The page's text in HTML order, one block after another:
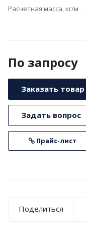
Расчетная масса, кг/м
По запросу
Заказать товар
Задать вопрос
Прайс-лист
Поделиться